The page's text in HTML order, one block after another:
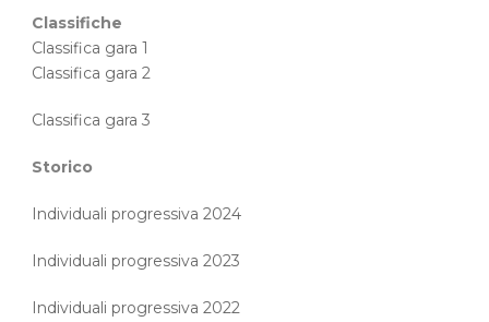
Classifiche
Classifica gara 1
Classifica gara 2
Classifica gara 3
Storico
Individuali progressiva 2024
Individuali progressiva 2023
Individuali progressiva 2022